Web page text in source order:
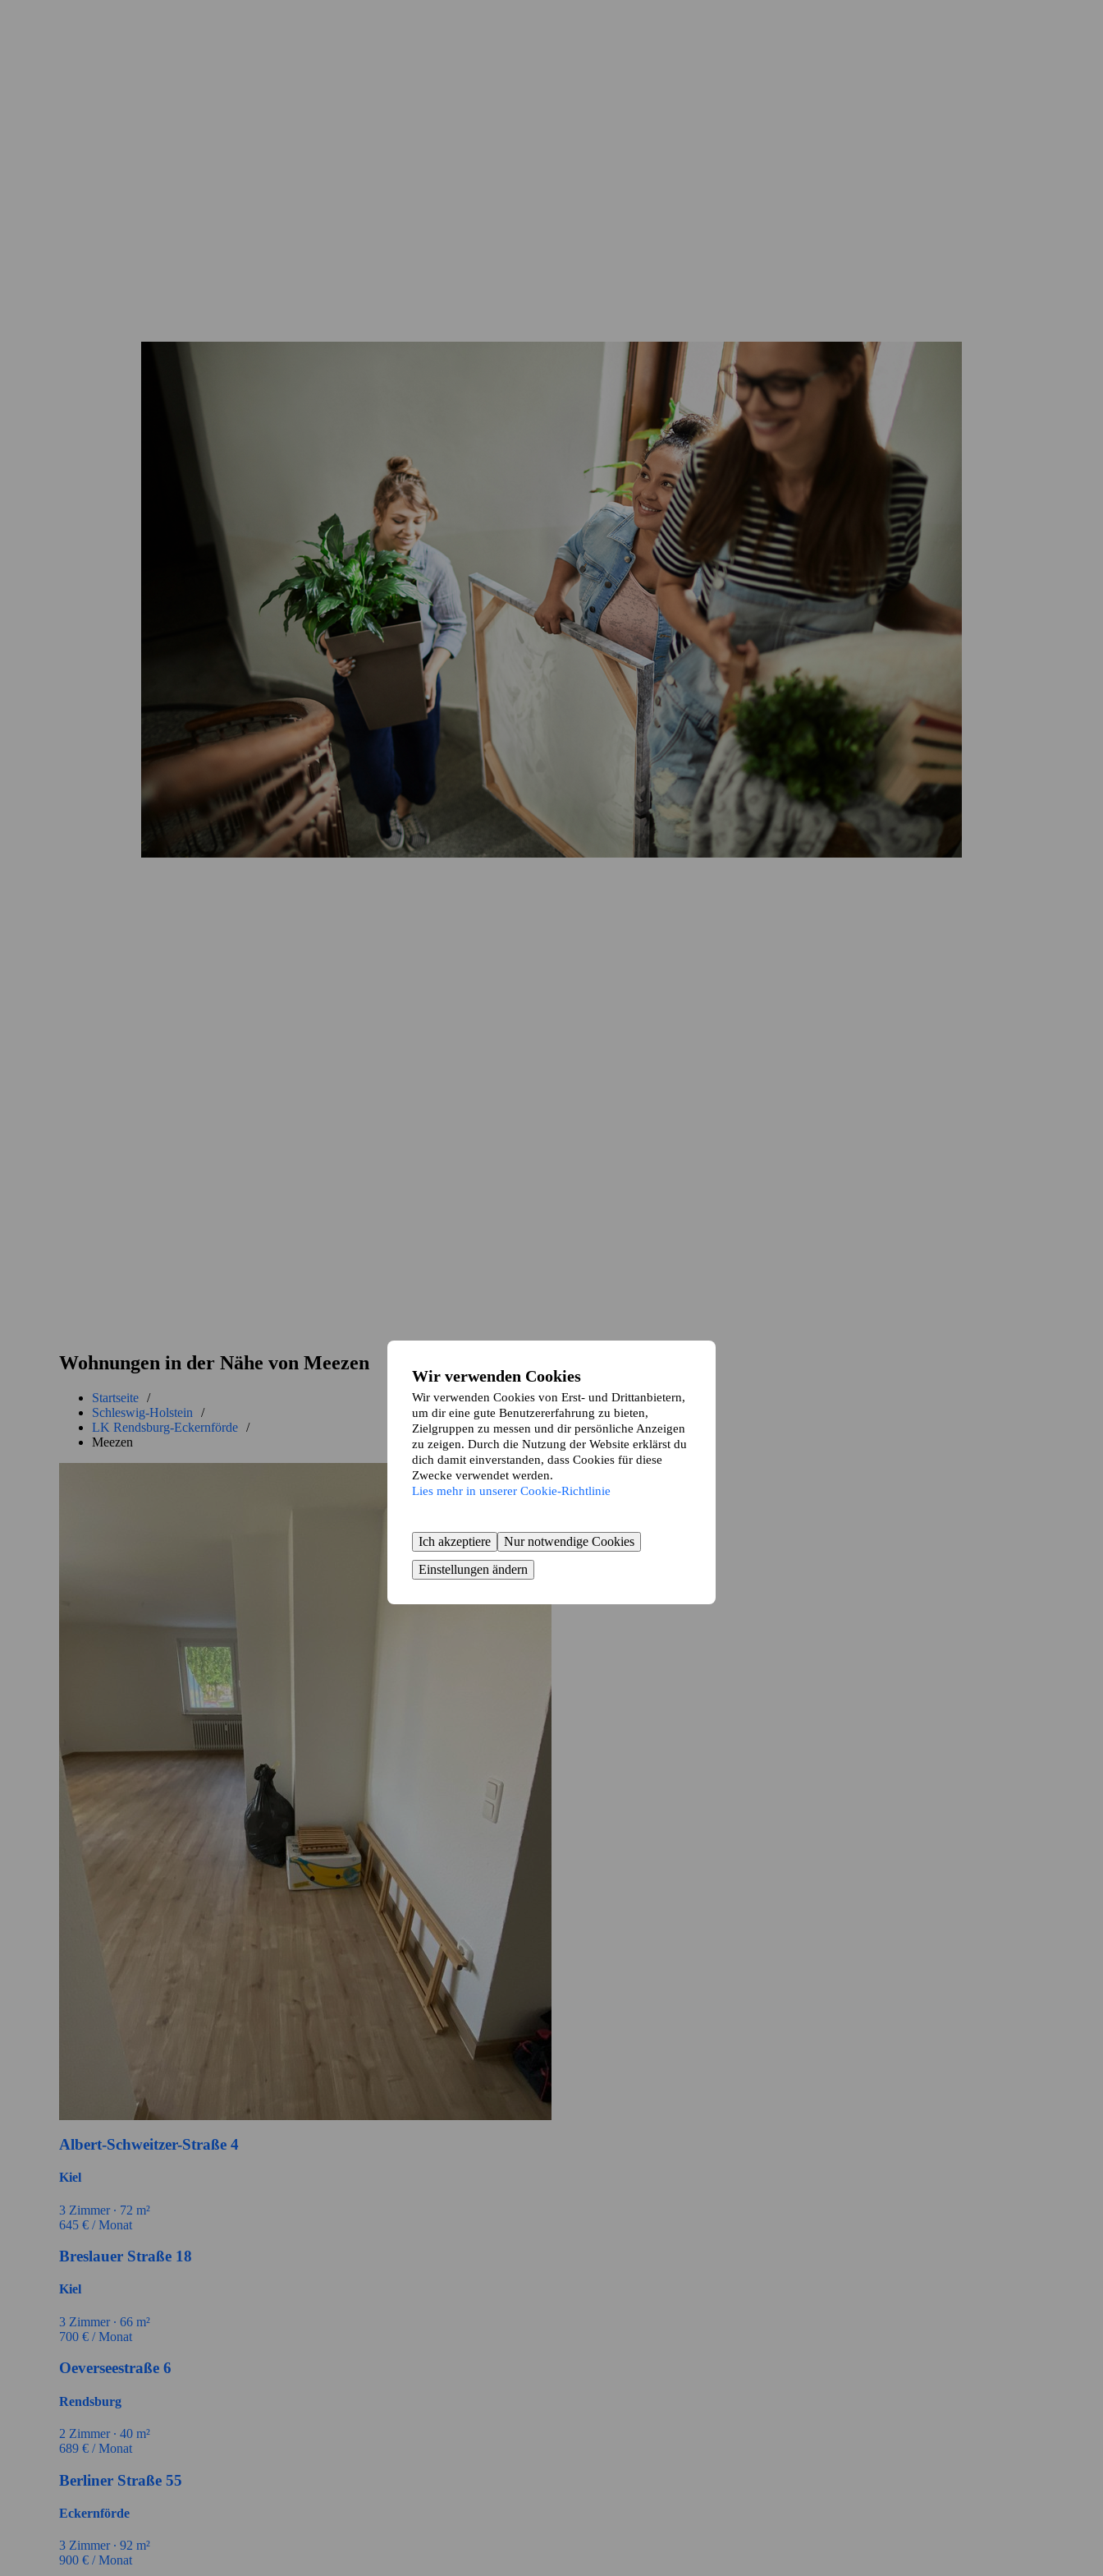
Wir verwenden Cookies
Wir verwenden Cookies von Erst- und Drittanbietern,
um dir eine gute Benutzererfahrung zu bieten,
Zielgruppen zu messen und dir persönliche Anzeigen
zu zeigen. Durch die Nutzung der Website erklärst du
dich damit einverstanden, dass Cookies für diese
Zwecke verwendet werden.
Lies mehr in unserer Cookie-Richtlinie
Ich akzeptiere
Nur notwendige Cookies
Einstellungen ändern
Wohnungen in der Nähe von Meezen
Startseite /
Schleswig-Holstein
/
LK Rendsburg-Eckernförde /
Meezen
Albert-Schweitzer-Straße 4
Kiel
3 Zimmer ∙ 72 m²
645 € / Monat
Breslauer Straße 18
Kiel
3 Zimmer ∙ 66 m²
700 € / Monat
Oeverseestraße 6
Rendsburg
2 Zimmer ∙ 40 m²
689 € / Monat
Berliner Straße 55
Eckernförde
3 Zimmer ∙ 92 m²
900 € / Monat